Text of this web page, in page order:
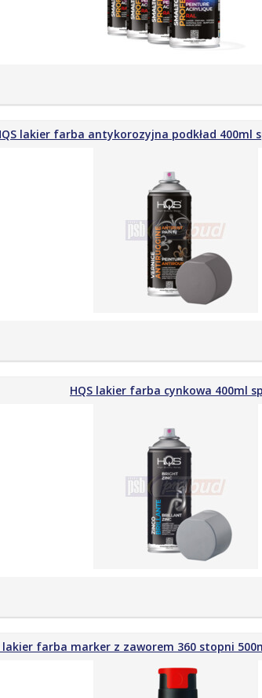
lakier farba antykorozyjna podkład 400ml
HQS lakier farba cynkowa 400ml
lakier farba marker z zaworem 360 stopni